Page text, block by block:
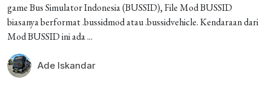
game Bus Simulator Indonesia (BUSSID), File Mod BUSSID
biasanya berformat .bussidmod atau .bussidvehicle. Kendaraan dari
Mod BUSSID ini ada ...
Ade Iskandar